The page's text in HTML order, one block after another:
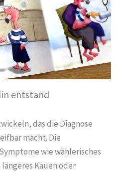
entstand
das die Diagnose
macht. Die
wie wählerisches
Kauen oder